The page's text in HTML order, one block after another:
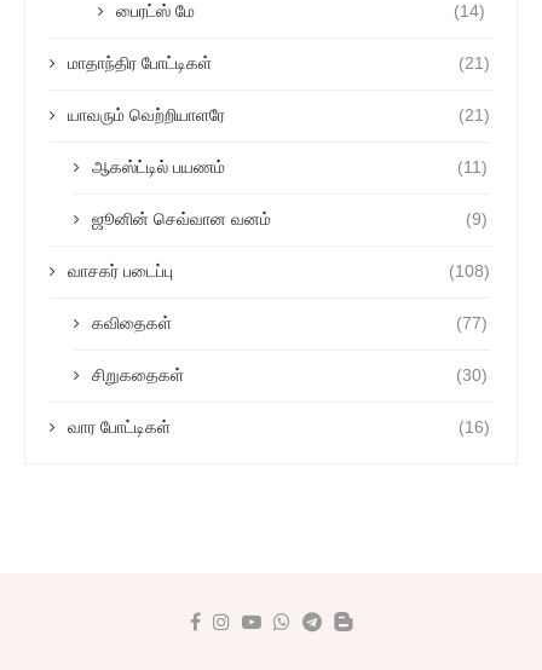
பைரட்ஸ் மே (14)
மாதாந்திர போட்டிகள் (21)
யாவரும் வெற்றியாளரே (21)
ஆகஸ்ட்டில் பயணம் (11)
ஜூனின் செவ்வான வனம் (9)
வாசகர் படைப்பு (108)
கவிதைகள் (77)
சிறுகதைகள் (30)
வார போட்டிகள் (16)